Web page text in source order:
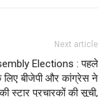
Next article
Elections : पहले
बीजेपी और कांग्रेस ने
स्टार प्रचारकों की सूची,